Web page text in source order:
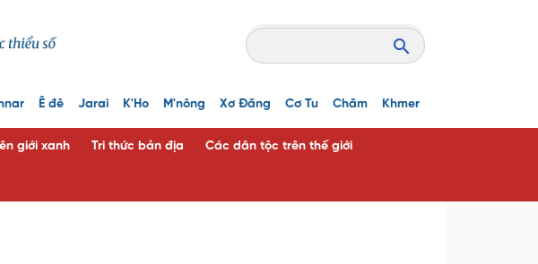
Ê đê Jarai K'Ho M'nông Xơ Đăng Cơ Tu Chăm Khmer
giới xanh Tri thức bản địa Các dân tộc trên thế giới